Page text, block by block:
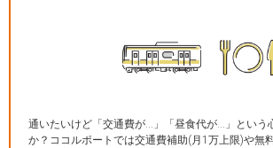
通いたいけど「交通費が…」「昼食代が…」という
か？ココルポートでは交通費補助(月1万上限)や無